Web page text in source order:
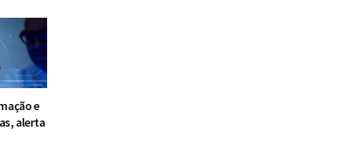
e
alerta